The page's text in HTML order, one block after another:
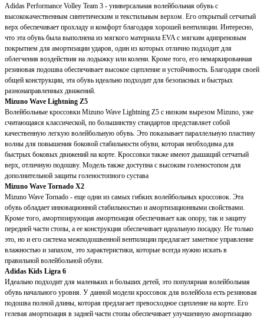
Adidas Performance Volley Team 3 - универсальная волейбольная обувь с
высококачественным синтетическим и текстильным верхом. Его открытый сетчатый
верх обеспечивает прохладу и комфорт благодаря хорошей вентиляции. Интересно,
что эта обувь была выполнена из мягкого материала EVA с мягким адипреновым
покрытием для амортизации ударов, один из которых отлично подходит для
облегчения воздействия на лодыжку или колени. Кроме того, его немаркированная
резиновая подошва обеспечивает высокое сцепление и устойчивость. Благодаря своей
общей конструкции, эта обувь идеально подходит для безопасных и быстрых
разнонаправленных движений.
Mizuno Wave Lightning Z5
Волейбольные кроссовки Mizuno Wave Lightning Z5 с низким вырезом Mizuno, уже
считающаяся классической, по большинству стандартов представляет собой
качественную легкую волейбольную обувь. Это показывает параллельную пластину
волны для повышения боковой стабильности обуви, которая необходима для
быстрых боковых движений на корте. Кроссовки также имеют дышащий сетчатый
верх, отличную подошву. Модель также доступна с высоким голеностопом для
дополнительной защиты голеностопного сустава
Mizuno Wave Tornado X2
Mizuno Wave Tornado - еще одни из самых гибких волейбольных кроссовок. Эта
обувь обладает инновационной стабильностью и амортизационными свойствами.
Кроме того, амортизирующая амортизация обеспечивает как опору, так и защиту
передней части стопы, а ее конструкция обеспечивает идеальную посадку. Не только
это, но и его система межподошвенной вентиляции предлагает заметное управление
влажностью и запахом, это характеристики, которые всегда нужно искать в
правильной волейбольной обуви.
Adidas Kids Ligra 6
Идеально подходит для маленьких и больших детей, это популярная волейбольная
обувь начального уровня. У данной модели кроссовок для волейбола есть резиновая
подошва полной длины, которая предлагает превосходное сцепление на корте. Его
гелевая амортизация в задней части стопы обеспечивает улучшенную амортизацию